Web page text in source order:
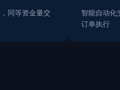
同等资金量交
智能自动化
订单执行